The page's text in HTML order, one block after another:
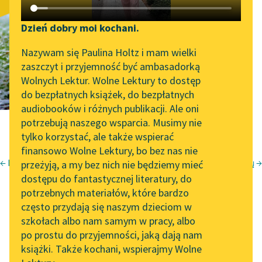
Katalog DAISY
Podkasty o książkach
Zgłoś brak utworu
Aktualności
„Prokurator Alicja Horn”
do słuchania
Byliśmy częścią AI Impact
Lab
Zapraszamy na spotkanie
online z tłumaczkami
literatury skandynawskiej
Spotkanie z Katarzyną
Tunkiel w Oslo
102. lata temu zmarł
Joseph Conrad
Narzędzia
Mapa Wolnych Lektur
Leśmianator
Przewodnik dla piszących i
czytających
API
OAI-PMH
Widget Wolnych Lektur
Przypisy
Dzień dobry moi kochani.
Nazywam się Paulina Holtz i mam wielki
zaszczyt i przyjemność być ambasadorką
Wolnych Lektur. Wolne Lektury to dostęp
do bezpłatnych książek, do bezpłatnych
audiobooków i różnych publikacji. Ale oni
potrzebują naszego wsparcia. Musimy nie
tylko korzystać, ale także wspierać
finansowo Wolne Lektury, bo bez nas nie
przeżyją, a my bez nich nie będziemy mieć
dostępu do fantastycznej literatury, do
potrzebnych materiałów, które bardzo
często przydają się naszym dzieciom w
szkołach albo nam samym w pracy, albo
po prostu do przyjemności, jaką dają nam
książki. Także kochani, wspierajmy Wolne
Kalnų reginys iš kozlovo tyrų →
← Mareivystė Adomas Mickevičius
Krymo sonetai
Audra
tłum. Motiejus Gustaitis